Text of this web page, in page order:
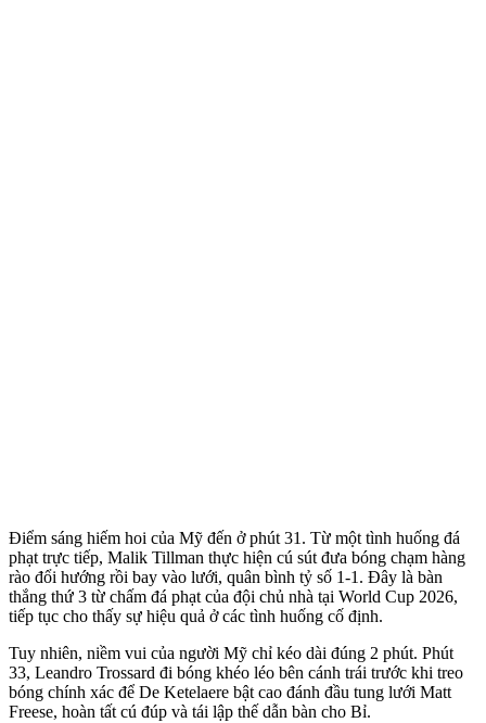
Điểm sáng hiếm hoi của Mỹ đến ở phút 31. Từ một tình huống đá
phạt trực tiếp, Malik Tillman thực hiện cú sút đưa bóng chạm hàng
rào đổi hướng rồi bay vào lưới, quân bình tỷ số 1-1. Đây là bàn
thắng thứ 3 từ chấm đá phạt của đội chủ nhà tại World Cup 2026,
tiếp tục cho thấy sự hiệu quả ở các tình huống cố định.
Tuy nhiên, niềm vui của người Mỹ chỉ kéo dài đúng 2 phút. Phút
33, Leandro Trossard đi bóng khéo léo bên cánh trái trước khi treo
bóng chính xác để De Ketelaere bật cao đánh đầu tung lưới Matt
Freese, hoàn tất cú đúp và tái lập thế dẫn bàn cho Bỉ.